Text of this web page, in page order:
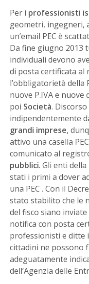
Per i professionisti
geometri, ingegneri,
un’email PEC è
Da fine giugno 2013
individuali devono
di posta certificata al
l’obbligatorietà della
nuove P.IVA e
poi Società.
indipendentemente
grandi imprese,
attivo una casella
comunicato al
pubblici. Gli enti
stati i primi a dover
una PEC . Con il
stato stabilito che le
del fisco siano inviate
notifica con posta
professionisti e ditte
cittadini ne possono
adeguatamente
dell’Agenzia delle